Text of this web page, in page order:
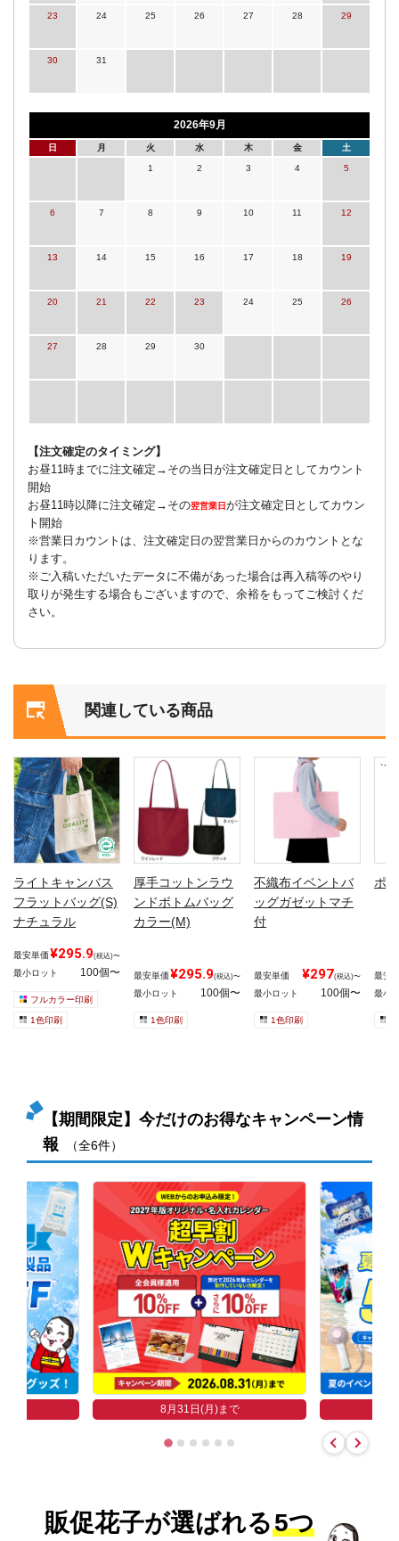
23 24 25 26 27 28 29
30 31
2026年9月
日 月 火 水 木 金 土
1 2 3 4 5
6 7 8 9 10 11 12
13 14 15 16 17 18 19
20 21 22 23 24 25 26
27 28 29 30
【注文確定のタイミング】
お昼11時までに注文確定→その当日が注文確定日としてカウント
開始
お昼11時以降に注文確定→その翌営業日が注文確定日としてカウン
ト開始
※営業日カウントは、注文確定日の翌営業日からのカウントとな
ります。
※ご入稿いただいたデータに不備があった場合は再入稿等のやり
取りが発生する場合もございますので、余裕をもってご検討くだ
さい。
関連している商品
ライトキャンバス
フラットバッグ(S)
ナチュラル
最安単価¥295.9(税込)〜
最小ロット 100個〜
フルカラー印刷
1色印刷
厚手コットンラウ
ンドボトムバッグ
カラー(M)
最安単価¥295.9(税込)〜
最小ロット 100個〜
1色印刷
不織布イベントバ
ッグガゼットマチ
付
最安単価 ¥297(税込)〜
最小ロット 100個〜
1色印刷
ポ
最安
最小
【期間限定】今だけのお得なキャンペーン情
報
（全6件）
8月31日(月)まで
販促花子が選ばれる5つ